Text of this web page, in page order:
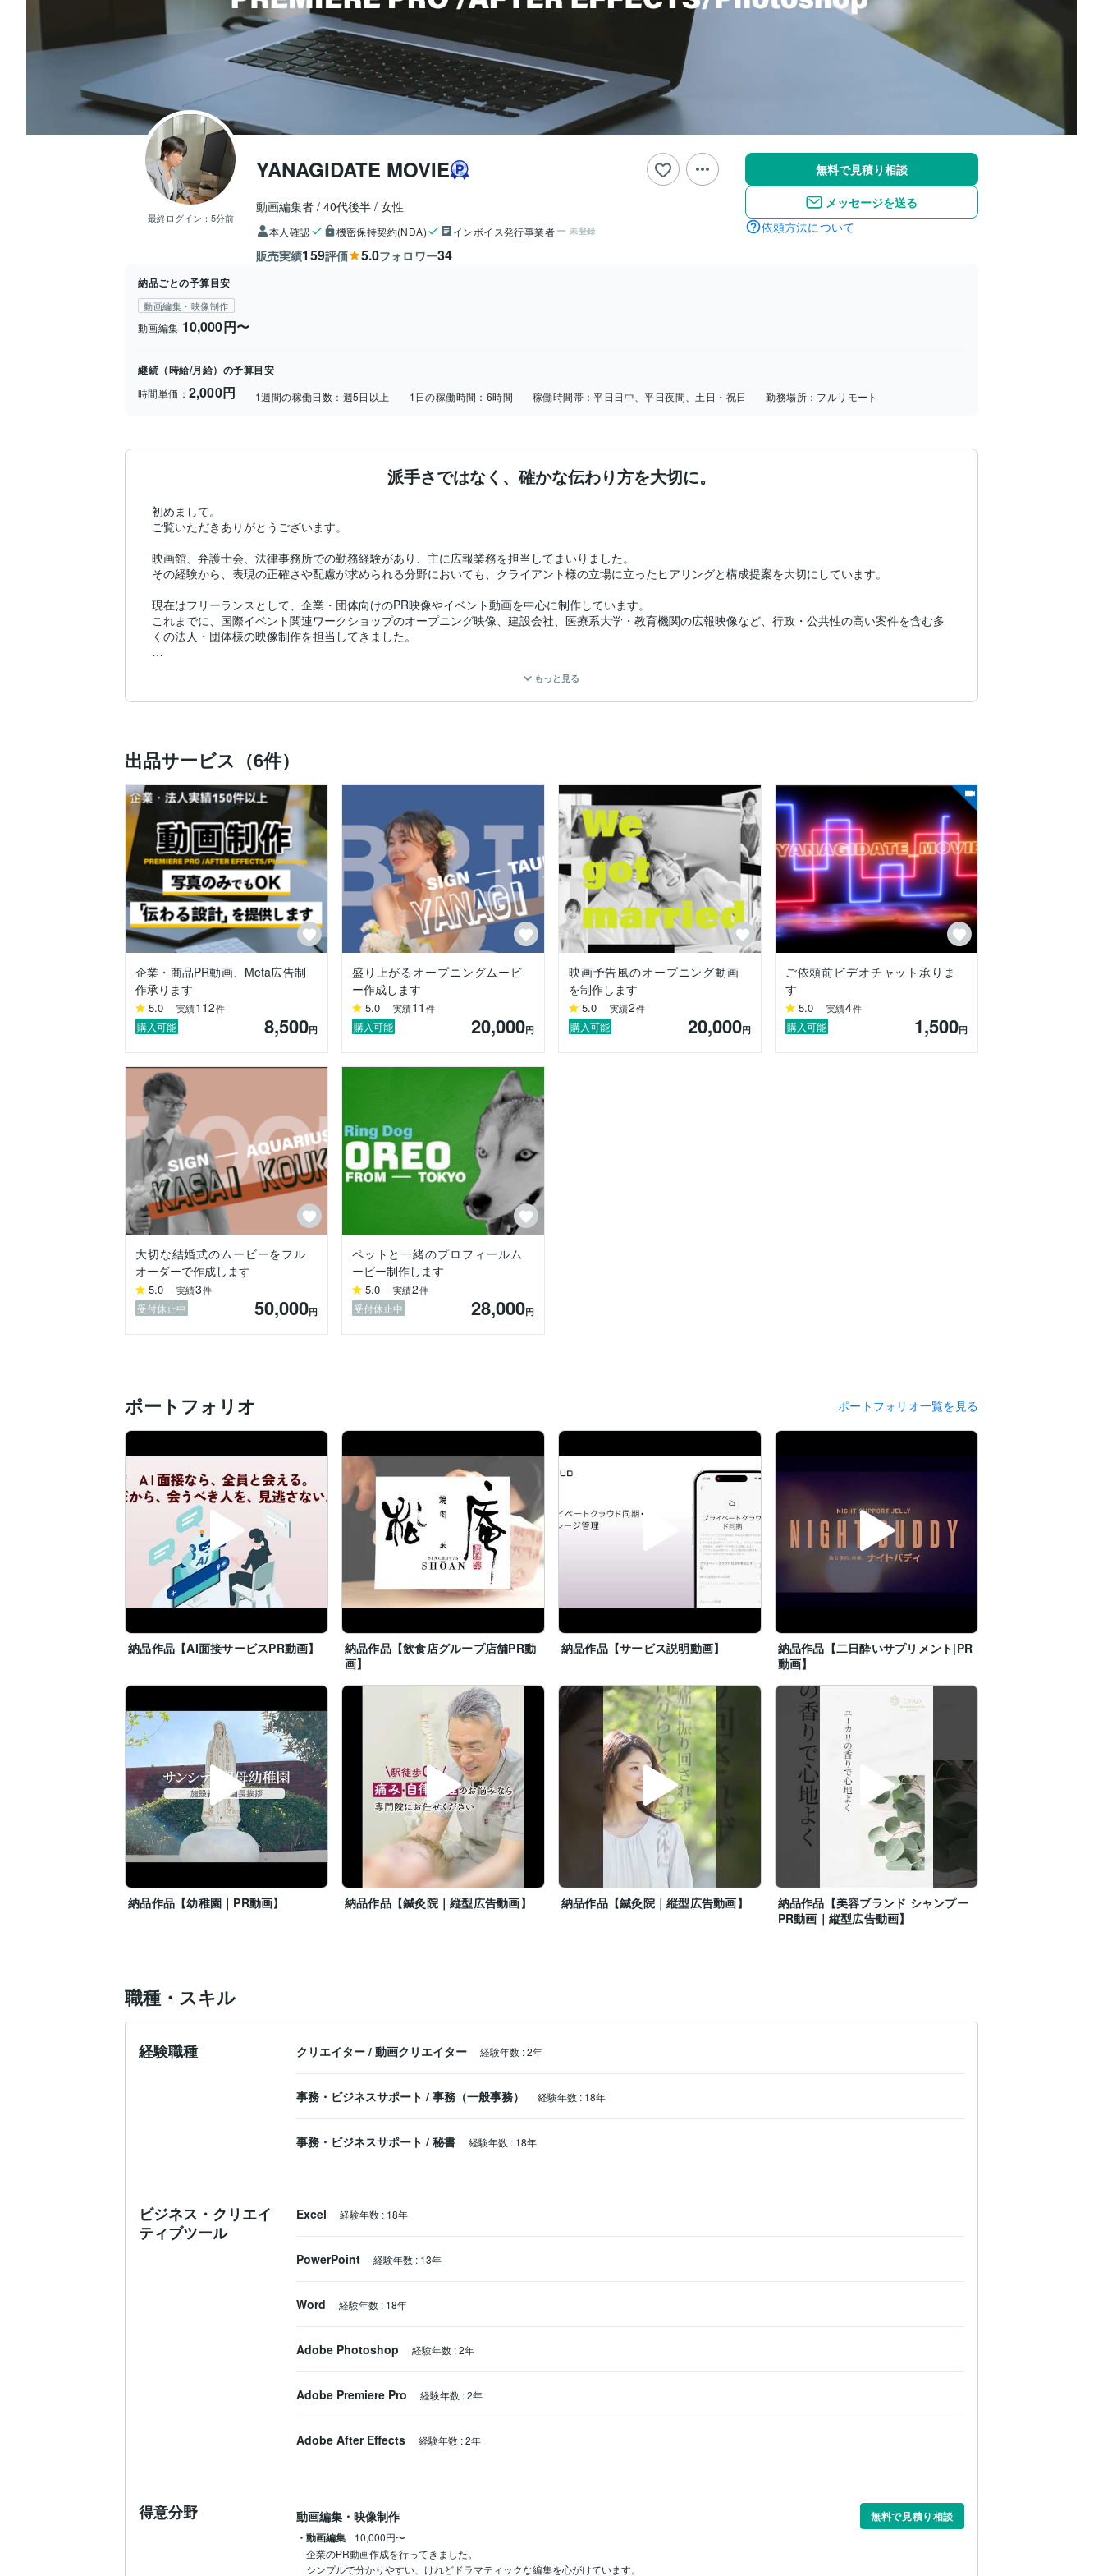
最終ログイン： 5分前
YANAGIDATE MOVIE
動画編集者 40代後半 女性
本人確認 機密保持契約(NDA) インボイス発行事業者 未登録
販売実績159評価 5.0フォロワー34
無料で見積り相談
メッセージを送る
依頼方法について
納品ごとの予算目安
動画編集・映像制作
動画編集 10,000円〜
継続（時給/月給）の予算目安
時間単価： 2,000円 1週間の稼働日数： 週5日以上 1日の稼働時間： 6時間 稼働時間帯：平日日中、平日夜間、土日・祝日 勤務場所： フルリモート
派手さではなく、確かな伝わり方を大切に。
初めまして。
ご覧いただきありがとうございます。
映画館、弁護士会、法律事務所での勤務経験があり、主に広報業務を担当してまいりました。
その経験から、表現の正確さや配慮が求められる分野においても、クライアント様の立場に立ったヒアリングと構成提案を大切にしています。
現在はフリーランスとして、企業・団体向けのPR映像やイベント動画を中心に制作しています。
これまでに、国際イベント関連ワークショップのオープニング映像、建設会社、医療系大学・教育機関の広報映像など、行政・公共性の高い案件を含む多
くの法人・団体様の映像制作を担当してきました。
※翻訳内容はご支給いただいた原稿を元に、映像表現として最適化する形で対応しております。
特に、タイポグラフィを活かしたシンプルでスタイリッシュな演出により、伝えたい内容を視覚的に整理し、分かりやすく伝える表現を得意としていま
す。
リピートでのご依頼も多く、「想像以上の仕上がり」「丁寧で安心して任せられる」といったお声を多数いただいております。
動画制作が初めての方も安心してご相談ください。
「イメージはあるけれど、どう伝えればいいかわからない」という段階からでも、丁寧に整理しながら形にしていきます。
もっと見る
出品サービス（6件）
企業・商品PR動画、Meta広告制
作承ります
5.0 実績112件
購入可能 8,500円
盛り上がるオープニングムービ
ー作成します
5.0 実績11 件
購入可能 20,000円
映画予告風のオープニング動画
を制作します
5.0 実績2件
購入可能 20,000円
ご依頼前ビデオチャット承りま
す
5.0 実績4件
購入可能 1,500円
大切な結婚式のムービーをフル
オーダーで作成します
5.0 実績3件
受付休止中 50,000円
ペットと一緒のプロフィールム
ービー制作します
5.0 実績2件
受付休止中 28,000円
ポートフォリオ ポートフォリオ一覧を見る
納品作品【AI面接サービスPR動画】
納品作品【飲食店グループ店舗PR動
画】
納品作品【サービス説明動画】
納品作品【二日酔いサプリメント|PR
動画】
納品作品【幼稚園｜PR動画】 納品作品【鍼灸院｜縦型広告動画】 納品作品【鍼灸院｜縦型広告動画】
納品作品【美容ブランド シャンプー
PR動画｜縦型広告動画】
職種・スキル
経験職種 クリエイター / 動画クリエイター 経験年数 :2年
事務・ビジネスサポート / 事務（一般事務） 経験年数 : 18年
事務・ビジネスサポート / 秘書 経験年数 : 18年
ビジネス・クリエイ
ティブツール
Excel 経験年数 : 18年
PowerPoint 経験年数 : 13年
Word 経験年数 : 18年
Adobe Photoshop 経験年数 :2年
Adobe Premiere Pro 経験年数 :2年
Adobe After Effects 経験年数 :2年
得意分野 動画編集・映像制作
無料で見積り相談
・動画編集
10,000円〜
企業のPR動画作成を行ってきました。
シンプルで分かりやすい、けれどドラマティックな編集を心がけています。